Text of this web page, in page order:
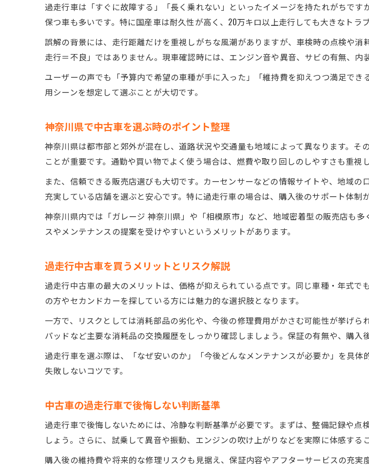
中古車選びで年式と走行距
過走行中古車で重視したい年
年式が新しい中古車と距離
中古車選びで迷う年式と走
中古車の年式と距離どちら
中古車購入で重要な点検項
中古車の過走行車で故障しに
中古車を安全に選ぶための
中古車10万キロ超の利点とリス
中古車10万キロ超のメリッ
10万キロ超中古車のリスクと
10万キロ超の中古車で注意
過走行車は「すぐに故障する」「長く乗れない」といったイメージを持たれがちで
保つ車も多いです。特に国産車は耐久性が高く、20万キロ以上走行しても大きなトラ
誤解の背景には、走行距離だけを重視しがちな風潮がありますが、車検時の点検や
走行＝不良」ではありません。現車確認時には、エンジン音や異音、サビの有無、内
ユーザーの声でも「予算内で希望の車種が手に入った」「維持費を抑えつつ満足で
用シーンを想定して選ぶことが大切です。
神奈川県で中古車を選ぶ時のポイント整理
神奈川県は都市部と郊外が混在し、道路状況や交通量も地域によって異なります。
ことが重要です。通勤や買い物でよく使う場合は、燃費や取り回しのしやすさも重視
また、信頼できる販売店選びも大切です。カーセンサーなどの情報サイトや、地域
充実している店舗を選ぶと安心です。特に過走行車の場合は、購入後のサポート体制
神奈川県内では「ガレージ 神奈川県」や「相模原市」など、地域密着型の販売店も
スやメンテナンスの提案を受けやすいというメリットがあります。
過走行中古車を買うメリットとリスク解説
過走行中古車の最大のメリットは、価格が抑えられている点です。同じ車種・年式
の方やセカンドカーを探している方には魅力的な選択肢となります。
一方で、リスクとしては消耗部品の劣化や、今後の修理費用がかさむ可能性が挙げ
パッドなど主要な消耗品の交換履歴をしっかり確認しましょう。保証の有無や、購入
過走行車を選ぶ際は、「なぜ安いのか」「今後どんなメンテナンスが必要か」を具
失敗しないコツです。
中古車の過走行車で後悔しない判断基準
過走行車で後悔しないためには、冷静な判断基準が必要です。まずは、整備記録や
しょう。さらに、試乗して異音や振動、エンジンの吹け上がりなどを実際に体感する
購入後の維持費や将来的な修理リスクも見据え、保証内容やアフターサービスの充